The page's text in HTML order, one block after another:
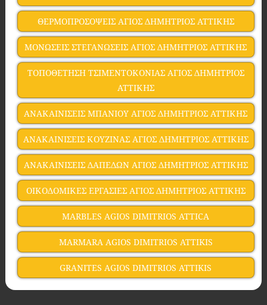
ΘΕΡΜΟΠΡΟΣΟΨΕΙΣ ΑΓΙΟΣ ΔΗΜΗΤΡΙΟΣ ΑΤΤΙΚΗΣ
ΜΟΝΩΣΕΙΣ ΣΤΕΓΑΝΩΣΕΙΣ ΑΓΙΟΣ ΔΗΜΗΤΡΙΟΣ ΑΤΤΙΚΗΣ
ΤΟΠΟΘΕΤΗΣΗ ΤΣΙΜΕΝΤΟΚΟΝΙΑΣ ΑΓΙΟΣ ΔΗΜΗΤΡΙΟΣ
ΑΤΤΙΚΗΣ
ΑΝΑΚΑΙΝΙΣΕΙΣ ΜΠΑΝΙΟΥ ΑΓΙΟΣ ΔΗΜΗΤΡΙΟΣ ΑΤΤΙΚΗΣ
ΑΝΑΚΑΙΝΙΣΕΙΣ ΚΟΥΖΙΝΑΣ ΑΓΙΟΣ ΔΗΜΗΤΡΙΟΣ ΑΤΤΙΚΗΣ
ΑΝΑΚΑΙΝΙΣΕΙΣ ΔΑΠΕΔΩΝ ΑΓΙΟΣ ΔΗΜΗΤΡΙΟΣ ΑΤΤΙΚΗΣ
ΟΙΚΟΔΟΜΙΚΕΣ ΕΡΓΑΣΙΕΣ ΑΓΙΟΣ ΔΗΜΗΤΡΙΟΣ ΑΤΤΙΚΗΣ
MARBLES AGIOS DIMITRIOS ATTICA
MARMARA AGIOS DIMITRIOS ATTIKIS
GRANITES AGIOS DIMITRIOS ATTIKIS